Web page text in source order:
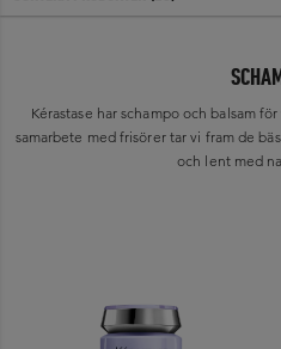
Kérastase har schampo och balsam
samarbete med frisörer tar vi fram de
och lent med